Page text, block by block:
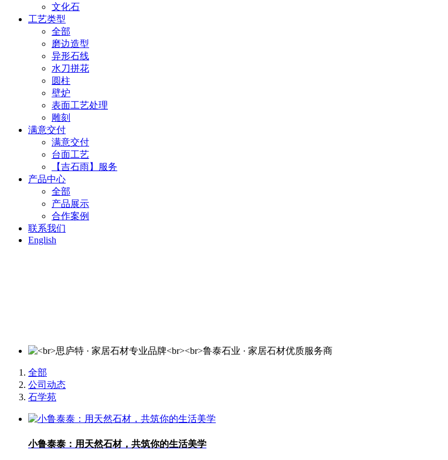
文化石
工艺类型
全部
磨边造型
异形石线
水刀拼花
圆柱
壁炉
表面工艺处理
雕刻
满意交付
满意交付
台面工艺
【吉石雨】服务
产品中心
全部
产品展示
合作案例
联系我们
English
全部
公司动态
石学苑
小鲁泰泰：用天然石材，共筑你的生活美学